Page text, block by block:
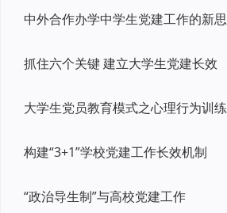
中外合作办学中学生党建工作的新思
抓住六个关键 建立大学生党建长效
大学生党员教育模式之心理行为训练
构建“3+1”学校党建工作长效机制
“政治导生制”与高校党建工作